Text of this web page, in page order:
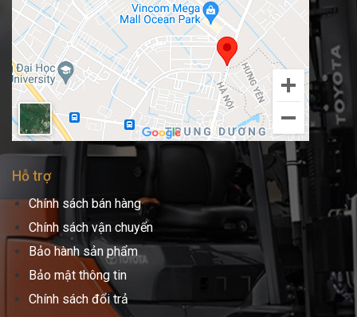
Hỗ trợ
Chính sách bán hàng
Chính sách vận chuyển
Bảo hành sản phẩm
Bảo mật thông tin
Chính sách đổi trả